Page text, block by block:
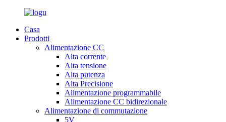
Casa
Prodotti
Alimentazione CC
Alta corrente
Alta tensione
Alta putenza
Alta Precisione
Alimentazione programmabile
Alimentazione CC bidirezionale
Alimentazione di commutazione
5V